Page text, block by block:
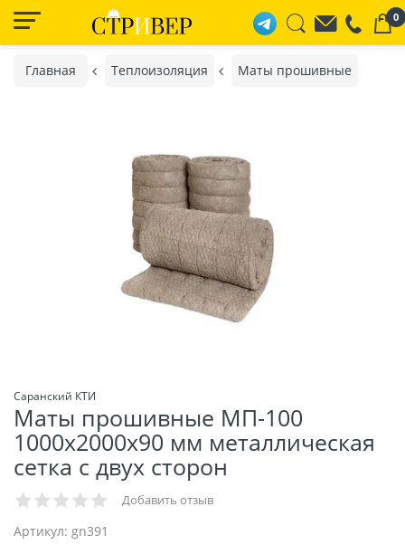
0
Главная Теплоизоляция Маты прошивные
Саранский КТИ
Маты прошивные МП-100
1000х2000х90 мм металлическая
сетка с двух сторон
Добавить отзыв
Артикул: gn391